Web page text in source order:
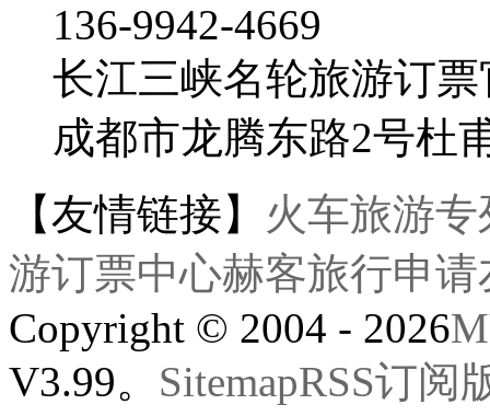
136-9942-4669
长江三峡名轮旅游订
成都市龙腾东路2号杜
【友情链接】 火车旅游专
游订票中心赫客旅行申请
Copyright © 2004 - 2026
V3.99。 SitemapRSS订阅